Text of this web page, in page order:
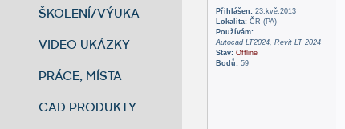
ŠKOLENÍ/VÝUKA
VIDEO UKÁZKY
PRÁCE, MÍSTA
CAD PRODUKTY
Přihlášen:23.kvě.2013
Lokalita:ČR (PA)
Používám:
Autocad LT2024, Revit LT 2024
Stav: Offline
Bodů:59